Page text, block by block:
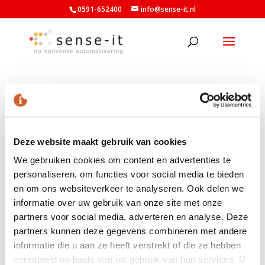
Deze website maakt gebruik van cookies
We gebruiken cookies om content en advertenties te
personaliseren, om functies voor social media te bieden
en om ons websiteverkeer te analyseren. Ook delen we
informatie over uw gebruik van onze site met onze
partners voor social media, adverteren en analyse. Deze
partners kunnen deze gegevens combineren met andere
informatie die u aan ze heeft verstrekt of die ze hebben
verzameld op basis van uw gebruik van hun services. U
0591-652400 info@sense-it.nl
anydesk
LAATSTE NIEUWS
Nieuwe minimumuurlonen per 1 juli beschikbaar in
Nieuw banknummer belastingdienst per 1 mei 2026